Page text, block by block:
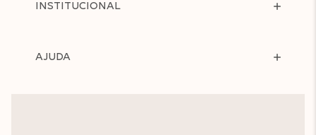
INSTITUCIONAL
AJUDA